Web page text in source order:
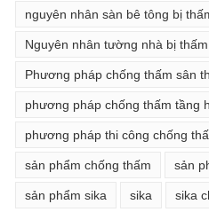
nguyên nhân sàn bê tông bị
Nguyên nhân tường nhà bị
Phương pháp chống thấm sân
phương pháp chống thấm tầng
phương pháp thi công chống
sản phẩm chống thấm sản
sản phẩm sika sika sika